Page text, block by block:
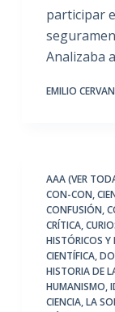
participar
Analizaba
EMILIO
AAA (VER
CON-CON,
CONFUSIÓN,
CRÍTICA,
HISTÓRICOS Y
CIENTÍFICA,
HISTORIA DE
HUMANISMO,
CIENCIA,LA